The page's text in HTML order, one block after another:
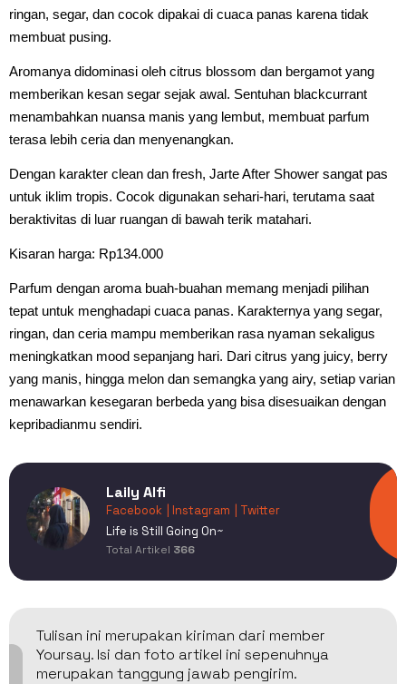
ringan, segar, dan cocok dipakai di cuaca panas karena tidak
membuat pusing.
Aromanya didominasi oleh citrus blossom dan bergamot yang
memberikan kesan segar sejak awal. Sentuhan blackcurrant
menambahkan nuansa manis yang lembut, membuat parfum
terasa lebih ceria dan menyenangkan.
Dengan karakter clean dan fresh, Jarte After Shower sangat pas
untuk iklim tropis. Cocok digunakan sehari-hari, terutama saat
beraktivitas di luar ruangan di bawah terik matahari.
Kisaran harga: Rp134.000
Parfum dengan aroma buah-buahan memang menjadi pilihan
tepat untuk menghadapi cuaca panas. Karakternya yang segar,
ringan, dan ceria mampu memberikan rasa nyaman sekaligus
meningkatkan mood sepanjang hari. Dari citrus yang juicy, berry
yang manis, hingga melon dan semangka yang airy, setiap varian
menawarkan kesegaran berbeda yang bisa disesuaikan dengan
kepribadianmu sendiri.
Laily Alfi
Facebook | Instagram
| Twitter
Life is Still Going On~
Total Artikel 366
Tulisan ini merupakan kiriman dari member
Yoursay. Isi dan foto artikel ini sepenuhnya
merupakan tanggung jawab pengirim.